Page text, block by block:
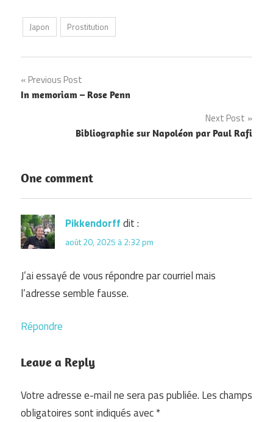
Japon Prostitution
Navigation
de
l’article
Previous Post
In memoriam – Rose Penn
Next Post
Bibliographie sur Napoléon par Paul Rafi
One comment
Pikkendorffdit :
août 20, 2025 à 2:32 pm
J’ai essayé de vous répondre par courriel mais
l’adresse semble fausse.
Répondre
Leave a Reply
Votre adresse e-mail ne sera pas publiée. Les champs
obligatoires sont indiqués avec*